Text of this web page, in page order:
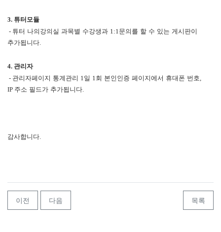
3. 튜터모듈
- 튜터 나의강의실 과목별 수강생과 1:1 문의를 할 수 있는 게시판이
추가됩니다
4. 관리자
- 관리자페이지 통계관리 1 일 1 회 본인인증 페이지에서 휴대폰 번호
IP 주소 필드가 추가됩니다
감사합니다
이전 다음 목록